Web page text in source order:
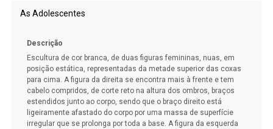
Resultados da lista de itens
As Adolescentes
Descrição
Escultura de cor branca, de duas figuras femininas, nuas, em
posição estática, representadas da metade superior das coxas
para cima. A figura da direita se encontra mais à frente e tem
cabelo compridos, de corte reto na altura dos ombros, braços
estendidos junto ao corpo, sendo que o braço direito está
ligeiramente afastado do corpo por uma massa de superfície
irregular que se prolonga por toda a base. A figura da esquerda